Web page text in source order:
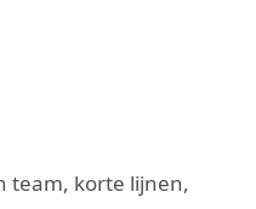
team, korte lijnen,